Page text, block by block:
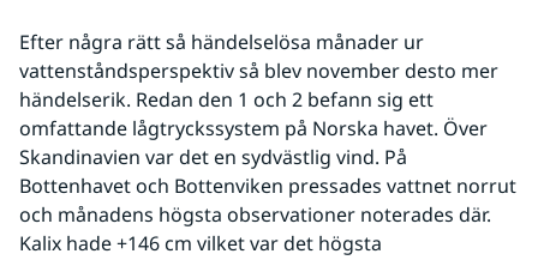
Efter några rätt så händelselösa månader ur
vattenståndsperspektiv så blev november desto mer
händelserik. Redan den 1 och 2 befann sig ett
omfattande lågtryckssystem på Norska havet. Över
Skandinavien var det en sydvästlig vind. På
Bottenhavet och Bottenviken pressades vattnet norrut
och månadens högsta observationer noterades där.
Kalix hade +146 cm vilket var det högsta